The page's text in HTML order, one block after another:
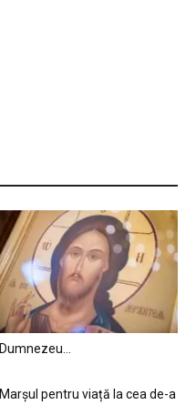
Dumnezeu…
Marșul pentru viață la cea de-a